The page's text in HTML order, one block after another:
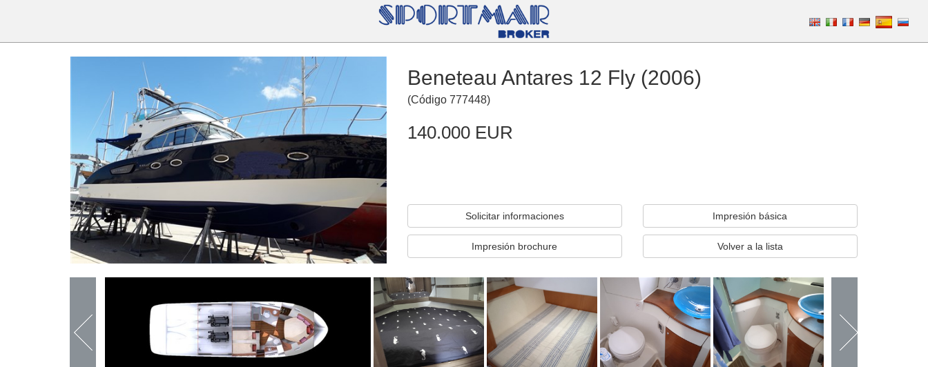
Beneteau Antares 12 Fly (2006)
(Código 777448)
140.000 EUR
Solicitar informaciones Impresión básica
Impresión brochure Volver a la lista